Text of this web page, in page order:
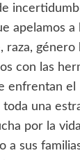
apelamos a
raza, género
con las
enfrentan el
una
por la
a sus